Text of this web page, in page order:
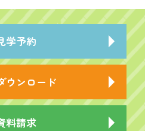
学予約
ウンロード
料請求